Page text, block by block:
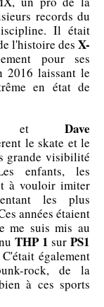
records du
Il était
l'histoire des X-
pour ses
2016 laissant le
en état de
Dave
le skate et le
grande visibilité
enfants, les
à vouloir imiter
les plus
années étaient
me suis mis au
THP 1 surPS1
également
rock, de la
à ces sports